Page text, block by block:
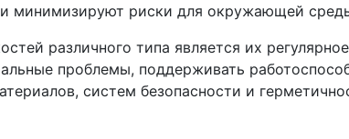
и минимизируют риски для окружающей
различного типа является их
проблемы, поддерживать
систем безопасности и